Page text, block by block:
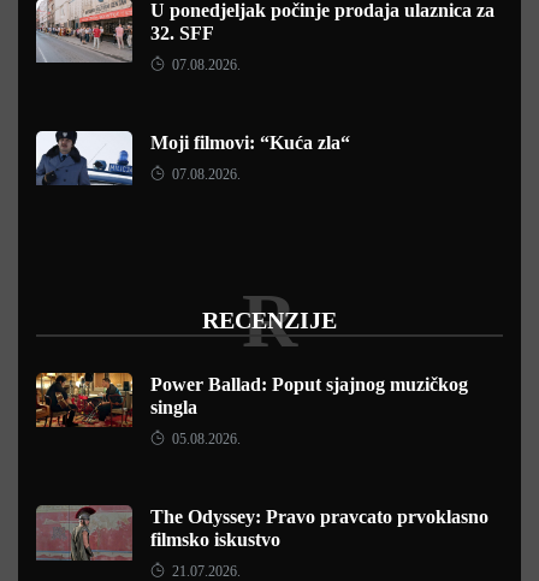
U ponedjeljak počinje prodaja ulaznica za
32. SFF
07.08.2026.
Moji filmovi: “Kuća zla“
07.08.2026.
RECENZIJE
R
Power Ballad: Poput sjajnog muzičkog
singla
05.08.2026.
The Odyssey: Pravo pravcato prvoklasno
filmsko iskustvo
21.07.2026.